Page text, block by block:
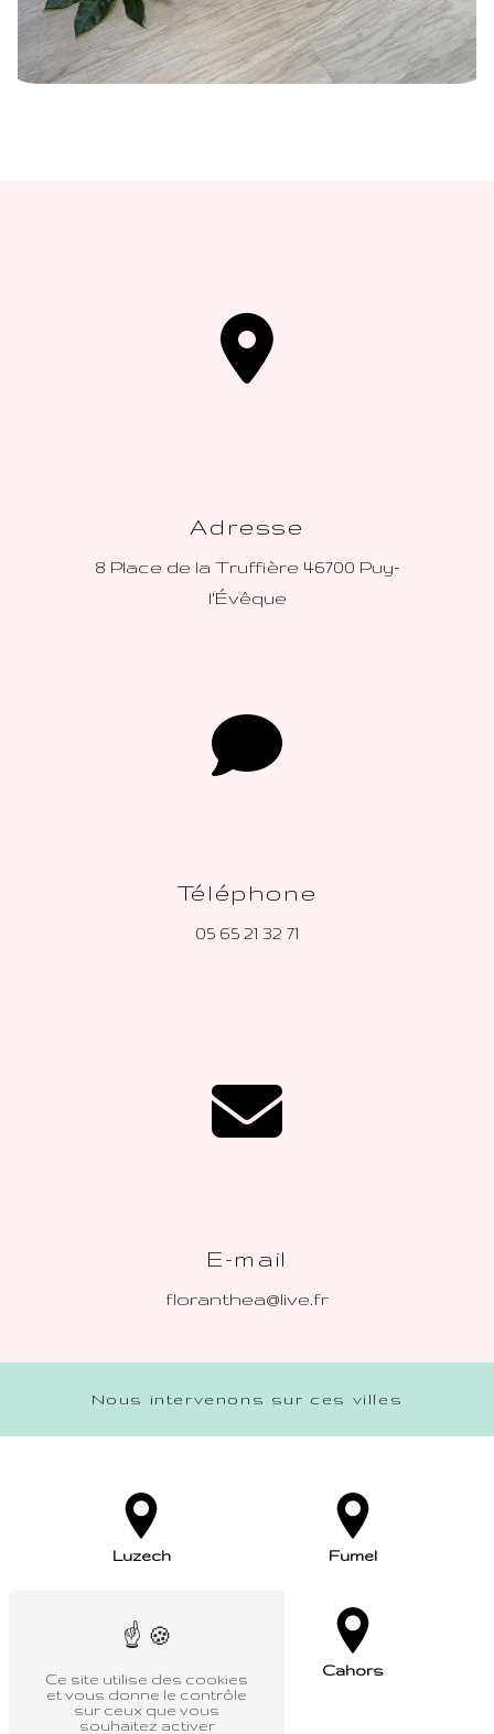
Adresse
8 Place de la Truffière 46700 Puy-
l'Évêque
Téléphone
05 65 21 32 71
E-mail
floranthea@live.fr
Nous intervenons sur ces villes
Luzech Fumel
Périgord
Cahors
Ce site utilise des cookies
et vous donne le contrôle
sur ceux que vous
souhaitez activer